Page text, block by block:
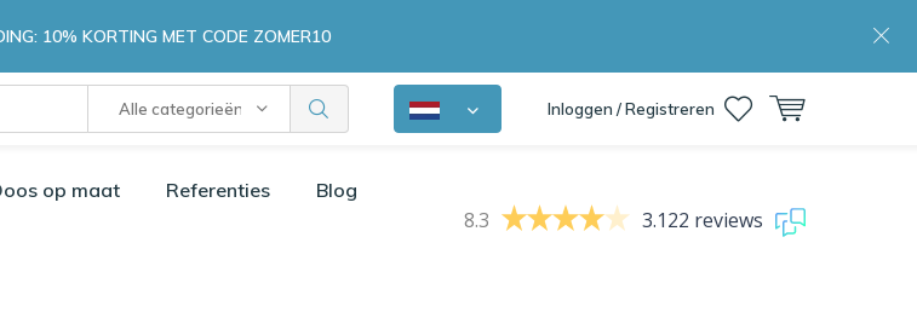
Alle categorieën Inloggen / Registreren
10% KORTING MET CODE ZOMER10
op maat Referenties Blog
8.3 3.122 reviews